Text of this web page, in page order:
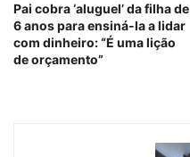
Pai cobra ‘aluguel’ da filha de
6 anos para ensiná-la a lidar
com dinheiro: “É uma lição
de orçamento”